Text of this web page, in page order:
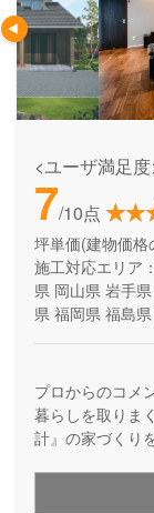
<ユーザ満足度
7/10点
坪単価(建物価格
施工対応エリア：
県 岡山県 岩手県
県 福岡県 福島県
プロからのコメ
暮らしを取りま
計』の家づくり
で、そしてエコ